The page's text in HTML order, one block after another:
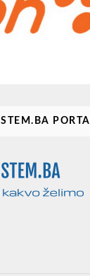
STEM.BA